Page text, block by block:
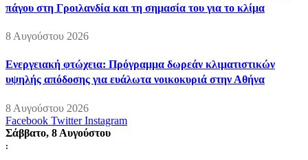
πάγου στη Γροιλανδία και τη σημασία του για το κλίμα
8 Αυγούστου 2026
Ενεργειακή φτώχεια: Πρόγραμμα δωρεάν κλιματιστικών
υψηλής απόδοσης για ευάλωτα νοικοκυριά στην Αθήνα
8 Αυγούστου 2026
Facebook Twitter Instagram
Σάββατο, 8 Αυγούστου
: